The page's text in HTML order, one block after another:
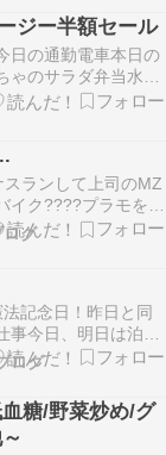
ジー半額セール
日の通勤電車本日の
ゃのサラダ弁当水曜
^o^)┛ちょっと涼
11000歩超え今日の
man今日はス
りあえず行って…
ランして上司のMZ
イク????️プラモを飾
名車だね〜‼️ 巨摩
良いけどやっぱり俺
週末も来た末娘家
して旦那さ…
グ
記念日！昨日と同
事今日、明日は泊ま
ンセル待ちで何とか
かのみんなのテンホ
Uさんと夕飯はテン
ることは社員さん
ログ
糖/野菜炒め/グ